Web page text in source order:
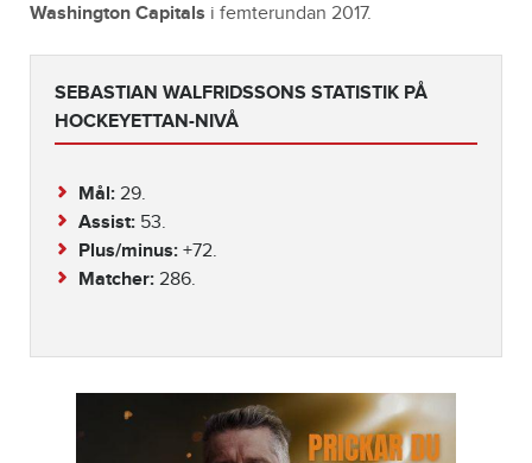
Washington Capitals i femterundan 2017.
SEBASTIAN WALFRIDSSONS STATISTIK PÅ
HOCKEYETTAN-NIVÅ
Mål: 29.
Assist: 53.
Plus/minus: +72.
Matcher: 286.